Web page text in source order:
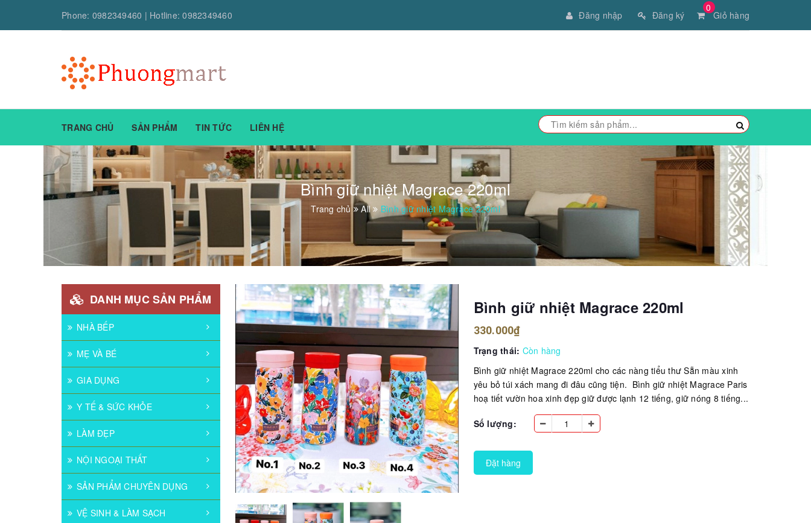
Phone: 0982349460 | Hotline:0982349460
0
Giỏ hàng
Đăng nhập Đăng ký
TRANG CHỦ SẢN PHẨM TIN TỨC LIÊN HỆ
Bình giữ nhiệt Magrace 220ml
Trang chủ All Bình giữ nhiệt Magrace 220ml
DANH MỤC SẢN PHẨM
NHÀ BẾP
MẸ VÀ BÉ
GIA DỤNG
Y TẾ & SỨC KHỎE
LÀM ĐẸP
NỘI NGOẠI THẤT
SẢN PHẨM CHUYÊN DỤNG
VỆ SINH & LÀM SẠCH
Bình giữ nhiệt Magrace 220ml
330.000₫
Trạng thái: Còn hàng
Bình giữ nhiệt Magrace 220ml cho các nàng tiểu thư Sẵn màu xinh
yêu bỏ túi xách mang đi đâu cũng tiện. Bình giữ nhiệt Magrace Paris
hoạ tiết vườn hoa xinh đẹp giữ được lạnh 12 tiếng, giữ nóng 8 tiếng...
Số lượng:
Đặt hàng